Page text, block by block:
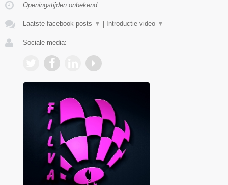
Openingstijden onbekend
Laatste facebook posts ▼ | Introductie video ▼
Sociale media: